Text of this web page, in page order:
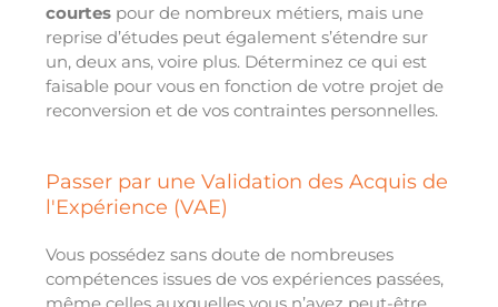
courtes pour de nombreux métiers, mais une
reprise d’études peut également s’étendre sur
un, deux ans, voire plus. Déterminez ce qui est
faisable pour vous en fonction de votre projet de
reconversion et de vos contraintes personnelles.
Passer par une Validation des Acquis de
l'Expérience (VAE)
Vous possédez sans doute de nombreuses
compétences issues de vos expériences passées,
même celles auxquelles vous n’avez peut-être